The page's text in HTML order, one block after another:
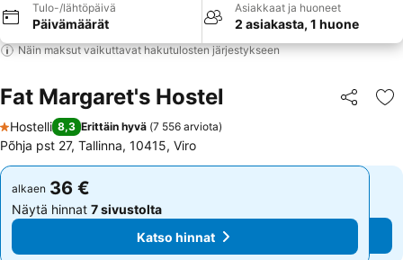
Tulo-/lähtöpäivä
Päivämäärät
Asiakkaat ja huoneet
2 asiakasta, 1 huone
Näin maksut vaikuttavat hakutulosten järjestykseen
Fat Margaret's Hostel Jaa
1 Tähtiluokitus
Hostelli 8,3 Erittäin hyvä (7 556 arviota)
Põhja pst 27, Tallinna, 10415, Viro
alkaen 36 €
Näytä hinnat 7 sivustolta
Katso hinnat
alkaen 36 €
Näytä hinnat 7 sivustolta
Katso hinnat